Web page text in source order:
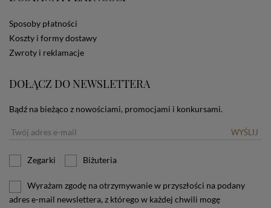
informacji o plikach cookies.
Sposoby płatności
Koszty i formy dostawy
Zwroty i reklamacje
DOŁĄCZ DO NEWSLETTERA
Bądź na bieżąco z nowościami, promocjami i konkursami.
WYŚLIJ
Zegarki Biżuteria
Wyrażam zgodę na otrzymywanie w przyszłości na podany
adres e-mail newslettera, z którego w każdej chwili mogę